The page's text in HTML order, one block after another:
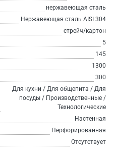
нержавеющая сталь
Нержавеющая сталь AISI 304
стрейч/картон
5
145
1300
300
Для кухни / Для общепита / Для
посуды / Производственные /
Технологические
Настенная
Перфорированная
Отсутствует